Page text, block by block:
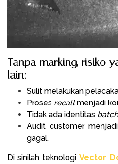
Tanpa marking, risiko
lain:
Sulit melakukan
Proses recallmenjadi
Tidak ada identitas batch
Audit customer
gagal.
Di sinilah teknologiVector